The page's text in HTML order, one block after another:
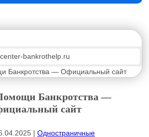
center-bankrothelp.ru
Банкротства —
сайт
| Одностраничные